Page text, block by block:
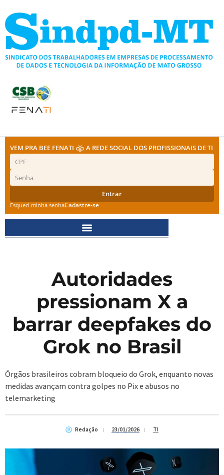
para
conteúdo
VEM PRA BEE FENATI A REDE SOCIAL DOS PROFISSIONAIS DE TI
Entrar
Esqueci minha senhaCadastre-se
Autoridades
pressionam X a
barrar deepfakes do
Grok no Brasil
Órgãos brasileiros cobram bloqueio do Grok, enquanto novas
medidas avançam contra golpes no Pix e abusos no
telemarketing
Redação 23/01/2026 TI